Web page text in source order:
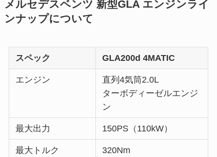
メルセデスベンツ 新型GLA エンジンライ
ンナップについて
スペック GLA200d 4MATIC
エンジン
直列4気筒2.0L
ターボディーゼルエンジ
ン
最大出力 150PS（110kW）
最大トルク 320Nm